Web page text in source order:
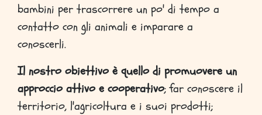
bambini per trascorrere un po' di tempo a
contatto con gli animali e imparare a
conoscerli.
Il nostro obiettivo è quello di promuovere un
approccio attivo e cooperativo; far conoscere il
territorio, l'agricoltura e i suoi prodotti;